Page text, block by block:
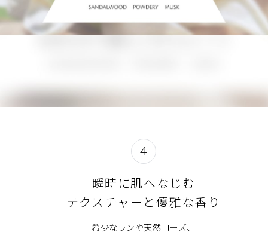
4
瞬時に肌へなじむ
テクスチャーと優雅な香り
希少なランや天然ローズ、